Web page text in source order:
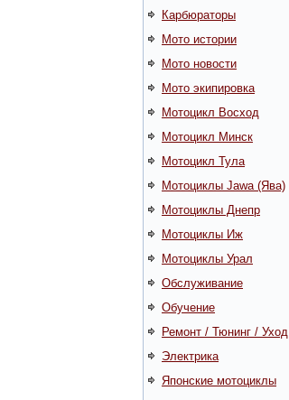
Карбюраторы
Мото истории
Мото новости
Мото экипировка
Мотоцикл Восход
Мотоцикл Минск
Мотоцикл Тула
Мотоциклы Jawa (Ява)
Мотоциклы Днепр
Мотоциклы Иж
Мотоциклы Урал
Обслуживание
Обучение
Ремонт / Тюнинг / Уход
Электрика
Японские мотоциклы